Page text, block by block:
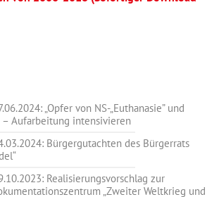
„Opfer von NS-„Euthanasie” und
Aufarbeitung intensivieren
Bürgergutachten des Bürgerrats
Realisierungsvorschlag zur
„Zweiter Weltkrieg und